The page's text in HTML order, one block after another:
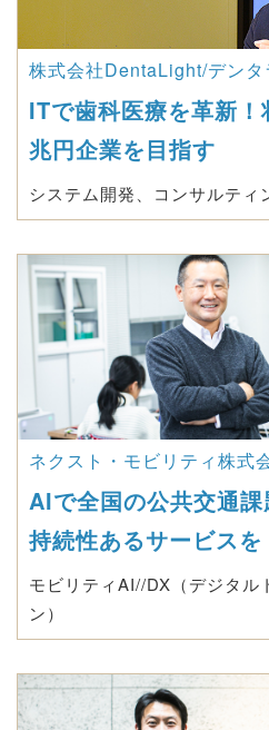
株式会社DentaLight/デンタ
ITで歯科医療を革新
兆円企業を目指す
システム開発、コンサルティ
ネクスト・モビリティ株式
AIで全国の公共交通
持続性あるサービスを
モビリティAI//DX（デジタル
ン）